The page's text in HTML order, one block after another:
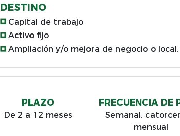
DESTINO
Capital de trabajo
Activo fijo
Ampliación y/o mejora de negocio o local.
PLAZO
De 2 a 12 meses
FRECUENCIA DE
Semanal,
mensual